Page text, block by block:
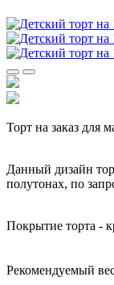
Торт на заказ для
Данный дизайн
полутонах, по
Покрытие торта -
Рекомендуемый